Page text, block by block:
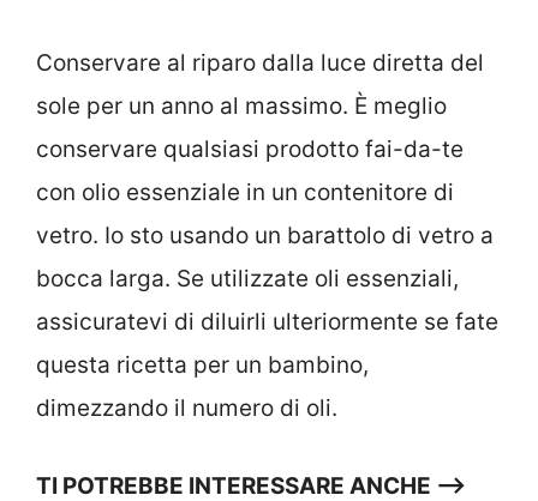
Conservare al riparo dalla luce diretta del
sole per un anno al massimo. È meglio
conservare qualsiasi prodotto fai-da-te
con olio essenziale in un contenitore di
vetro. Io sto usando un barattolo di vetro a
bocca larga. Se utilizzate oli essenziali,
assicuratevi di diluirli ulteriormente se fate
questa ricetta per un bambino,
dimezzando il numero di oli.
TI POTREBBE INTERESSARE ANCHE —->